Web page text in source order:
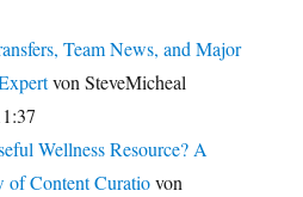
Team News, and Major
von SteveMicheal
Wellness Resource? A
of Content Curatiovon